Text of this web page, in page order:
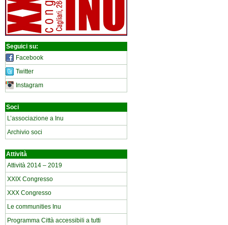
Seguici su:
Facebook
Twitter
Instagram
Soci
L’associazione a Inu
Archivio soci
Attività
Attività 2014 – 2019
XXIX Congresso
XXX Congresso
Le communities Inu
Programma Città accessibili a tutti